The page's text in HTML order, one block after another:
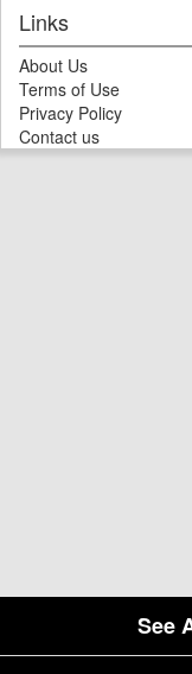
See
Links
About Us
Terms of Use
Privacy Policy
Contact us